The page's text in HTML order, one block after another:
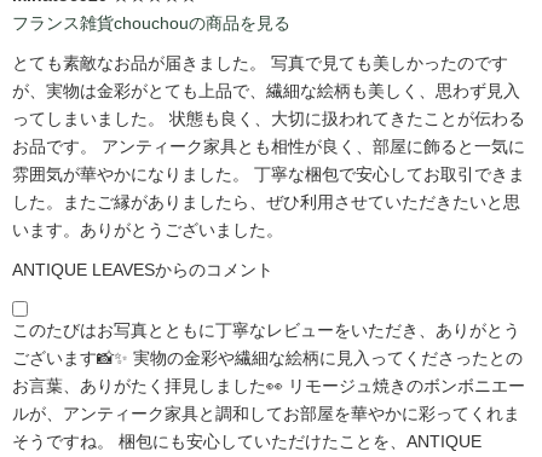
フランス雑貨chouchouの商品を見る
とても素敵なお品が届きました。 写真で見ても美しかったのです
が、実物は金彩がとても上品で、繊細な絵柄も美しく、思わず見入
ってしまいました。 状態も良く、大切に扱われてきたことが伝わる
お品です。 アンティーク家具とも相性が良く、部屋に飾ると一気に
雰囲気が華やかになりました。 丁寧な梱包で安心してお取引できま
した。またご縁がありましたら、ぜひ利用させていただきたいと思
います。ありがとうございました。
ANTIQUE LEAVESからのコメント
このたびはお写真とともに丁寧なレビューをいただき、ありがとう
ございます📸✨ 実物の金彩や繊細な絵柄に見入ってくださったとの
お言葉、ありがたく拝見しました👀 リモージュ焼きのボンボニエー
ルが、アンティーク家具と調和してお部屋を華やかに彩ってくれま
そうですね。 梱包にも安心していただけたことを、ANTIQUE